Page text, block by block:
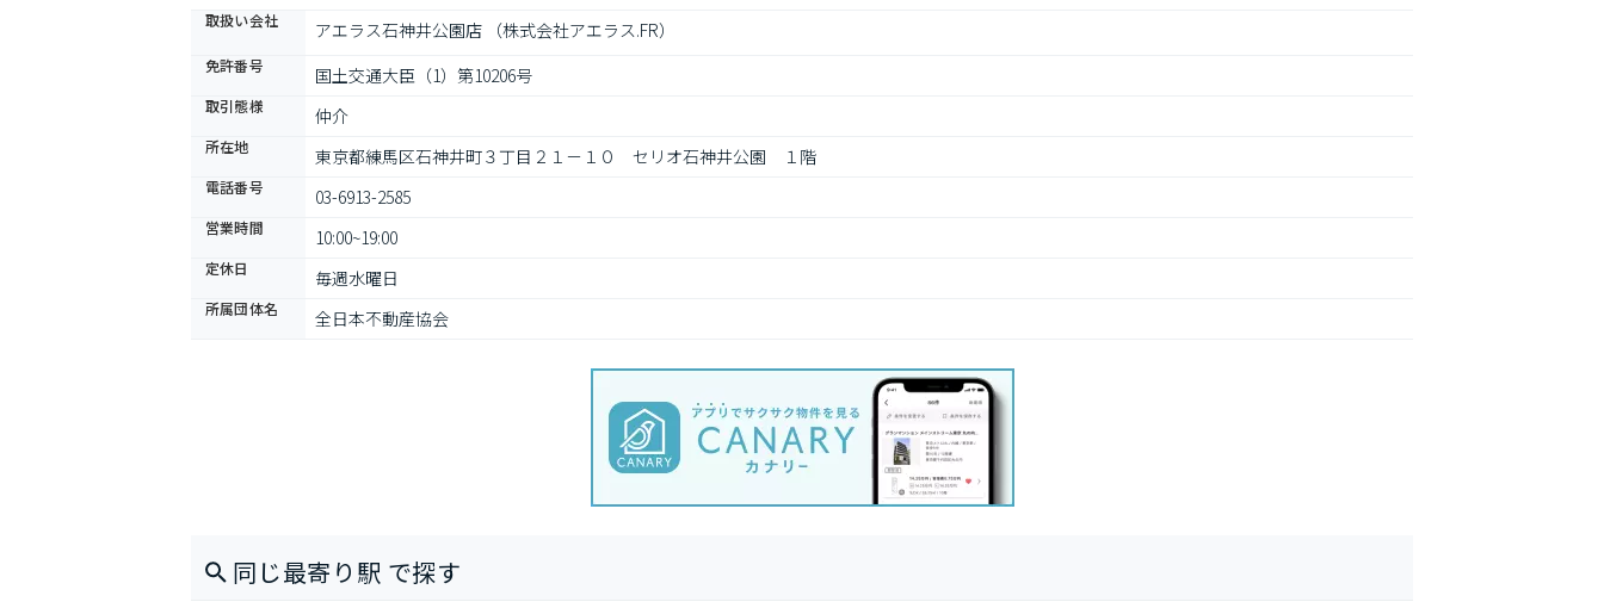
取扱い会社 アエラス石神井公園店 （株式会社アエラス.FR）
免許番号 国土交通大臣（1）第10206号
取引態様 仲介
所在地 東京都練馬区石神井町３丁目２１－１０　セリオ石神井公園　１階
電話番号 03-6913-2585
営業時間 10:00~19:00
定休日 毎週水曜日
所属団体名 全日本不動産協会
同じ最寄り駅 で探す